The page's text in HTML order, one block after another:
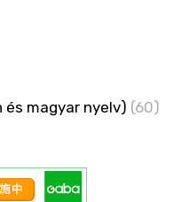
és magyar nyelv) (60)